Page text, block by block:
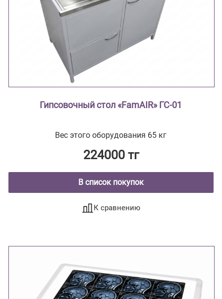
Гипсовочный стол «FamAIR» ГС-01
Вес этого оборудования 65 кг
224000 тг
В список покупок
К сравнению